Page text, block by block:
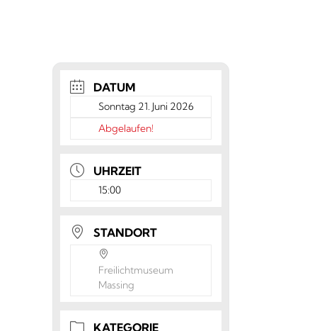
DATUM
Sonntag 21. Juni 2026
Abgelaufen!
UHRZEIT
15:00
STANDORT
Freilichtmuseum
Massing
KATEGORIE